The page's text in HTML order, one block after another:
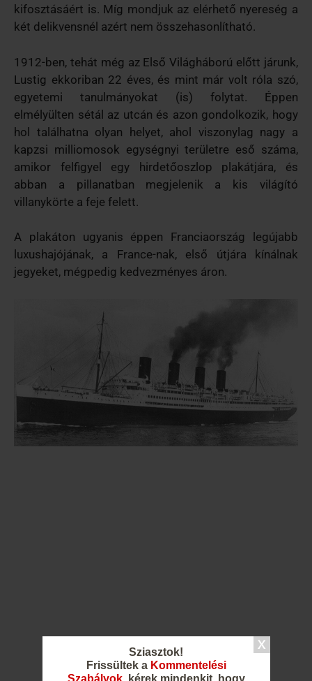
Sziasztok!
Frissültek a Kommentelési
Szabályok, kérek mindenkit, hogy
kifosztásáért is. Míg mondjuk az elérhető nyereség a
két delikvensnél azért nem összehasonlítható.
1912-ben, tehát még az Első Világháború előtt járunk,
Lustig ekkoriban 22 éves, és mint már volt róla szó,
egyetemi tanulmányokat (is) folytat. Éppen
elmélyülten sétál az utcán és azon gondolkozik, hogy
hol találhatna olyan helyet, ahol viszonylag nagy a
kapzsi milliomosok egységnyi területre eső száma,
amikor felfigyel egy hirdetőoszlop plakátjára, és
abban a pillanatban megjelenik a kis világító
villanykörte a feje felett.
A plakáton ugyanis éppen Franciaország legújabb
luxushajójának, a France-nak, első útjára kínálnak
jegyeket, mégpedig kedvezményes áron.